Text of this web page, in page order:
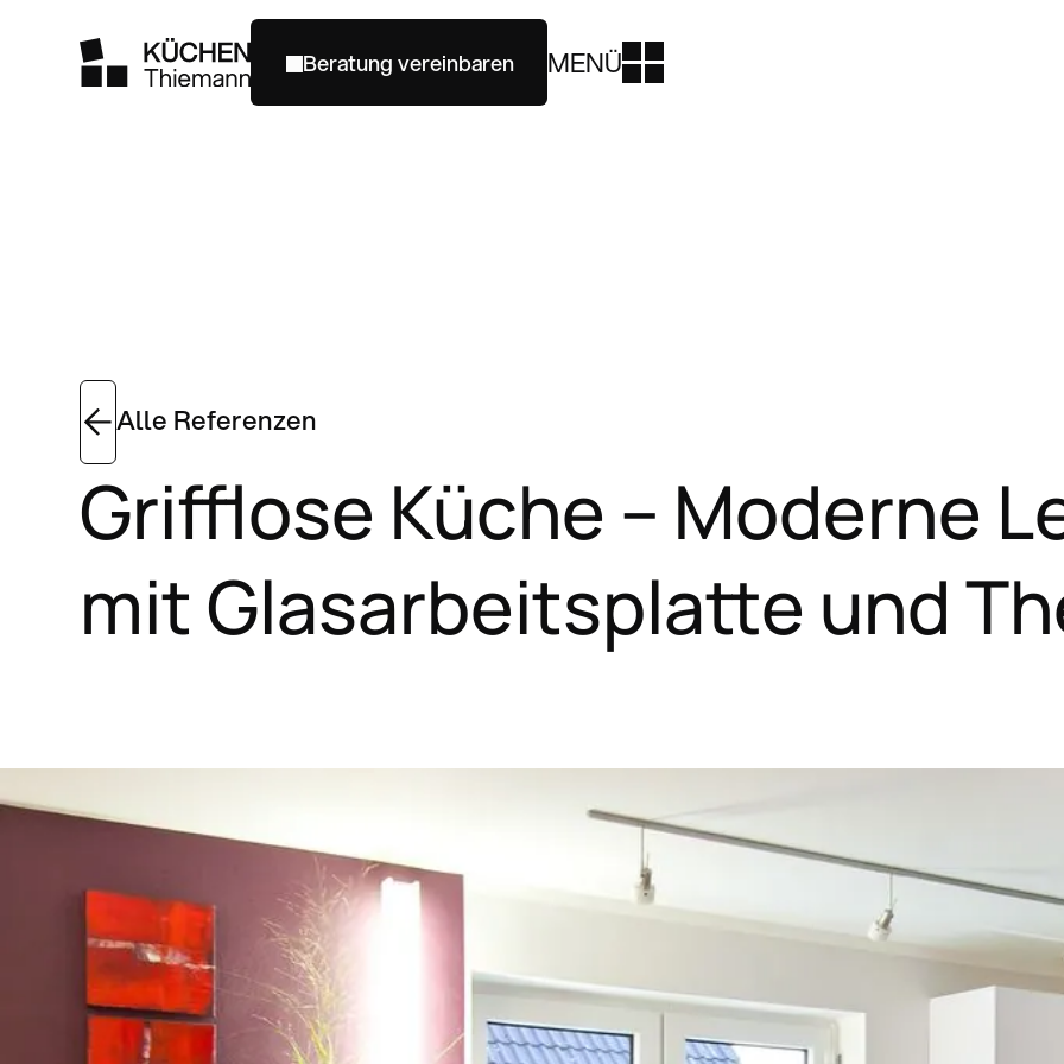
Beratung vereinbaren
MENÜ
Alle Referenzen
Grifflose Küche – Moderne
mit Glasarbeitsplatte und